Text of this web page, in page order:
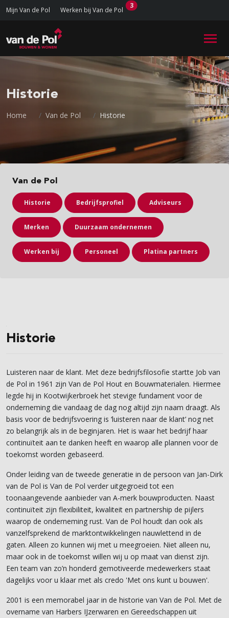
Mijn Van de Pol Werken bij Van de Pol
3
Historie
Home Van de Pol Historie
Van de Pol
Historie Bedrijfsprofiel Adviseurs
Merken Duurzaam ondernemen
Werken bij Personeel Platina partners
Historie
Luisteren naar de klant. Met deze bedrijfsfilosofie startte Job van
de Pol in 1961 zijn Van de Pol Hout en Bouwmaterialen. Hiermee
legde hij in Kootwijkerbroek het stevige fundament voor de
onderneming die vandaag de dag nog altijd zijn naam draagt. Als
basis voor de bedrijfsvoering is ‘luisteren naar de klant’ nog net
zo belangrijk als in de beginjaren. Het is waar het bedrijf haar
continuïteit aan te danken heeft en waarop alle plannen voor de
toekomst worden gebaseerd.
Onder leiding van de tweede generatie in de persoon van Jan-Dirk
van de Pol is Van de Pol verder uitgegroeid tot een
toonaangevende aanbieder van A-merk bouwproducten. Naast
continuïteit zijn flexibiliteit, kwaliteit en partnership de pijlers
waarop de onderneming rust. Van de Pol houdt dan ook als
vanzelfsprekend de marktontwikkelingen nauwlettend in de
gaten. Alleen zo kunnen wij met u meegroeien. Niet alleen nu,
maar ook in de toekomst willen wij u op maat van dienst zijn.
Een team van zo’n honderd gemotiveerde medewerkers staat
dagelijks voor u klaar met als credo 'Met ons kunt u bouwen'.
2001 is een memorabel jaar in de historie van Van de Pol. Met de
overname van Harbers IJzerwaren en Gereedschappen uit